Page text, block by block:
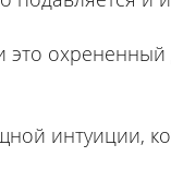
это
интуиции,